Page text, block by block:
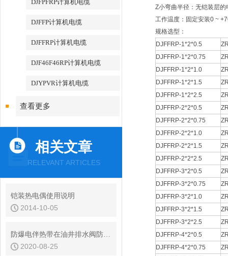
DJFPFRP计算机电缆
DJFFP计算机电缆
DJFFRP计算机电缆
DJF46F46RP计算机电缆
DJYPVR计算机电缆
查看更多
相关文章
RELEVANT ARTICLES
铠装热电偶使用说明
2014-10-05
防爆电伴热带在油井排水阀防冻保温的应用
2020-08-25
Z小弯曲半径：无铠装层
工作温度：固定安装0 ~
规格选型：
DJFFRP-1*2*0.5
DJFFRP-1*2*0.75
DJFFRP-1*2*1.0
DJFFRP-1*2*1.5
DJFFRP-1*2*2.5
DJFFRP-2*2*0.5
DJFFRP-2*2*0.75
DJFFRP-2*2*1.0
DJFFRP-2*2*1.5
DJFFRP-2*2*2.5
DJFFRP-3*2*0.5
DJFFRP-3*2*0.75
DJFFRP-3*2*1.0
DJFFRP-3*2*1.5
DJFFRP-3*2*2.5
DJFFRP-4*2*0.5
DJFFRP-4*2*0.75